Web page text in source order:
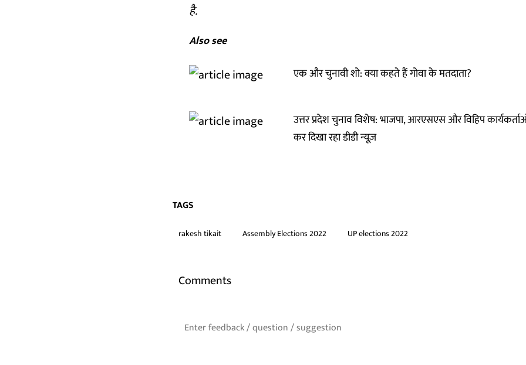
है.
Also see
एक और चुनावी शो: क्या कहते हैं गोवा के मतदाता?
उत्तर प्रदेश चुनाव विशेष: भाजपा, आरएसएस और विहिप
कर दिखा रहा डीडी न्यूज़
TAGS
rakesh tikait Assembly Elections 2022 UP elections 2022
Comments